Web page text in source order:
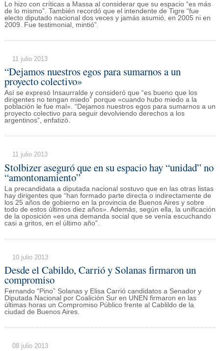
Lo hizo con críticas a Massa al considerar que su espacio “es más
de lo mismo”. También recordó que el intendente de Tigre “fue
electo diputado nacional dos veces y jamás asumió, en 2005 ni en
2009. Fue testimonial, mintió”.
11 julio 2013
“Dejamos nuestros egos para sumarnos a un
proyecto colectivo»
Así se expresó Insaurralde y consideró que “es bueno que los
dirigentes no tengan miedo” porque «cuando hubo miedo a la
población le fue mal». “Dejamos nuestros egos para sumarnos a un
proyecto colectivo para seguir devolviendo derechos a los
argentinos”, enfatizó.
11 julio 2013
Stolbizer aseguró que en su espacio hay “unidad” no
“amontonamiento”
La precandidata a diputada nacional sostuvo que en las otras listas
hay dirigentes que “han formado parte directa o indirectamente de
los 25 años de gobierno en la provincia de Buenos Aires y sobre
todo de estos últimos diez años». Además, según ella, la unificación
de la oposición «es una demanda social que se venía escuchando
casi a gritos, en el último año”.
10 julio 2013
Desde el Cabildo, Carrió y Solanas firmaron un
compromiso
Fernando “Pino” Solanas y Elisa Carrió candidatos a Senador y
Diputada Nacional por Coalición Sur en UNEN firmaron en las
últimas horas un Compromiso Público frente al Cablildo de la
ciudad de Buenos Aires.
08 julio 2013